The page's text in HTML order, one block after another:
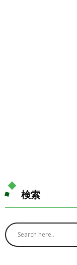
検索